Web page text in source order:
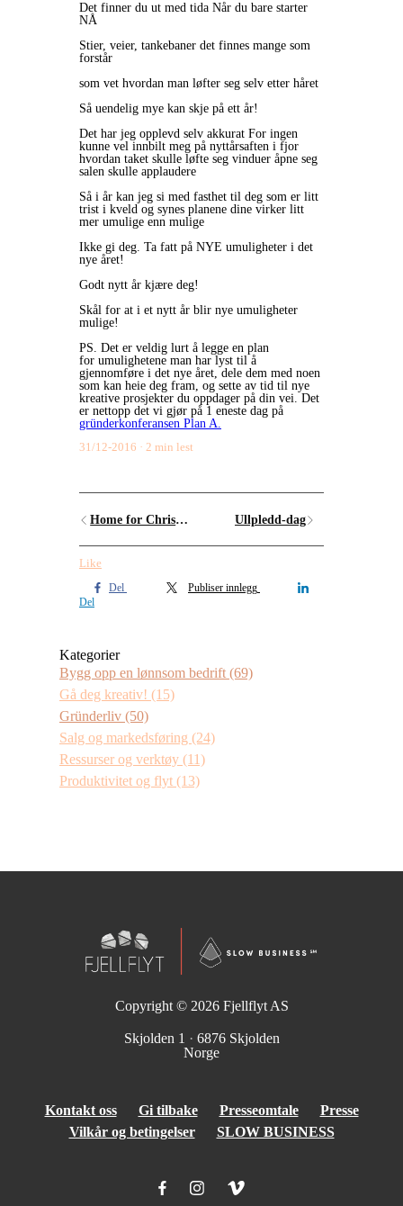
Det finner du ut med tida Når du bare starter
NÅ
Stier, veier, tankebaner det finnes mange som
forstår
som vet hvordan man løfter seg selv etter håret
Så uendelig mye kan skje på ett år!
Det har jeg opplevd selv akkurat For ingen
kunne vel innbilt meg på nyttårsaften i fjor
hvordan taket skulle løfte seg vinduer åpne seg
salen skulle applaudere
Så i år kan jeg si med fasthet til deg som er litt
trist i kveld og synes planene dine virker litt
mer umulige enn mulige
Ikke gi deg. Ta fatt på NYE umuligheter i det
nye året!
Godt nytt år kjære deg!
Skål for at i et nytt år blir nye umuligheter
mulige!
PS. Det er veldig lurt å legge en plan
for umulighetene man har lyst til å
gjennomføre i det nye året, dele dem med noen
som kan heie deg fram, og sette av tid til nye
kreative prosjekter du oppdager på din vei. Det
er nettopp det vi gjør på 1 eneste dag på
gründerkonferansen Plan A.
31/12-2016
2 min lest
Home for Christmas på norsk Ullpledd-dag
Like
Del
Publiser innlegg
Del
Kategorier
Bygg opp en lønnsom bedrift (69)
Gå deg kreativ! (15)
Gründerliv (50)
Salg og markedsføring (24)
Ressurser og verktøy (11)
Produktivitet og flyt (13)
Copyright © 2026 Fjellflyt AS
Skjolden 1 · 6876 Skjolden
Norge
Kontakt oss Gi tilbake Presseomtale
Presse
Vilkår og betingelser
SLOW BUSINESS